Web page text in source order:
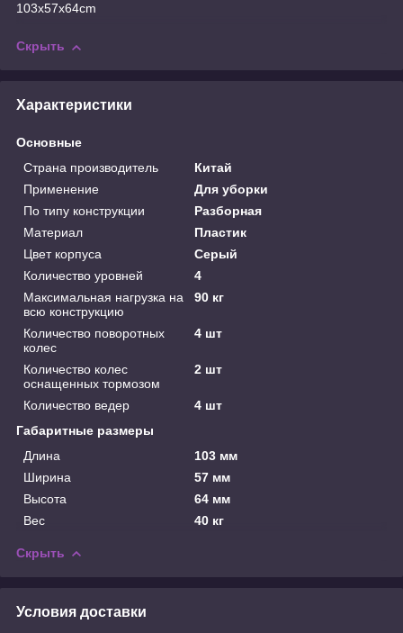
103x57x64cm
Скрыть
Характеристики
Основные
Страна производитель
Китай
Применение
Для уборки
По типу конструкции
Разборная
Материал
Пластик
Цвет корпуса
Серый
Количество уровней
4
Максимальная нагрузка на
всю конструкцию
90 кг
Количество поворотных
колес
4 шт
Количество колес
оснащенных тормозом
2 шт
Количество ведер
4 шт
Габаритные размеры
Длина
103 мм
Ширина
57 мм
Высота
64 мм
Вес
40 кг
Скрыть
Условия доставки